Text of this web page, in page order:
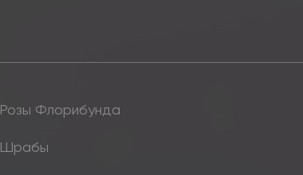
Розы Флорибунда
Шрабы